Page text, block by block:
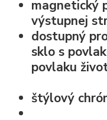
magnetický
výstupnej
dostupný
sklo s
povlaku
štýlový